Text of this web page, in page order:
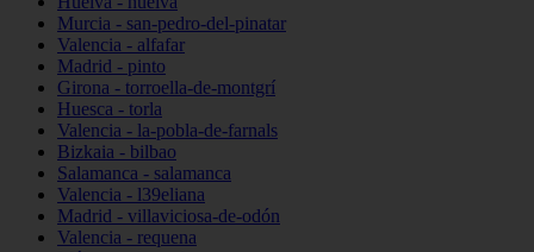
Murcia - san-pedro-del-pinatar
Valencia - alfafar
Madrid - pinto
Girona - torroella-de-montgrí
Huesca - torla
Valencia - la-pobla-de-farnals
Bizkaia - bilbao
Salamanca - salamanca
Valencia - l39eliana
Madrid - villaviciosa-de-odón
Valencia - requena